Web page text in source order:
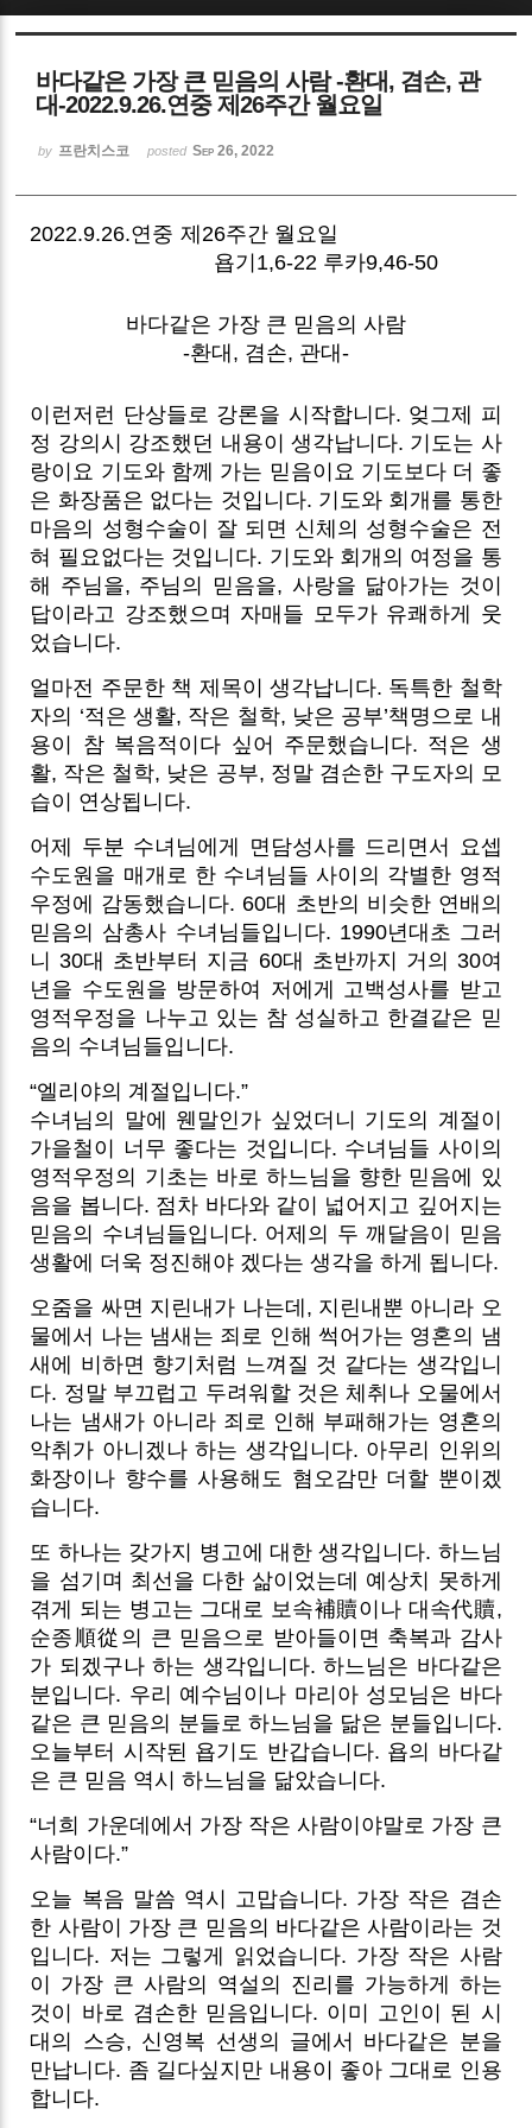
바다같은 가장 큰 믿음의 사람 -환대, 겸손, 관
대-2022.9.26.연중 제26주간 월요일
by 프란치스코 posted Sep 26, 2022
2022.9.26.연중 제26주간 월요일
욥기1,6-22 루카9,46-50
바다같은 가장 큰 믿음의 사람
-환대, 겸손, 관대-
이런저런 단상들로 강론을 시작합니다. 엊그제 피
정 강의시 강조했던 내용이 생각납니다. 기도는 사
랑이요 기도와 함께 가는 믿음이요 기도보다 더 좋
은 화장품은 없다는 것입니다. 기도와 회개를 통한
마음의 성형수술이 잘 되면 신체의 성형수술은 전
혀 필요없다는 것입니다. 기도와 회개의 여정을 통
해 주님을, 주님의 믿음을, 사랑을 닮아가는 것이
답이라고 강조했으며 자매들 모두가 유쾌하게 웃
었습니다.
얼마전 주문한 책 제목이 생각납니다. 독특한 철학
자의 ‘적은 생활, 작은 철학, 낮은 공부’책명으로 내
용이 참 복음적이다 싶어 주문했습니다. 적은 생
활, 작은 철학, 낮은 공부, 정말 겸손한 구도자의 모
습이 연상됩니다.
어제 두분 수녀님에게 면담성사를 드리면서 요셉
수도원을 매개로 한 수녀님들 사이의 각별한 영적
우정에 감동했습니다. 60대 초반의 비슷한 연배의
믿음의 삼총사 수녀님들입니다. 1990년대초 그러
니 30대 초반부터 지금 60대 초반까지 거의 30여
년을 수도원을 방문하여 저에게 고백성사를 받고
영적우정을 나누고 있는 참 성실하고 한결같은 믿
음의 수녀님들입니다.
“엘리야의 계절입니다.”
수녀님의 말에 웬말인가 싶었더니 기도의 계절이
가을철이 너무 좋다는 것입니다. 수녀님들 사이의
영적우정의 기초는 바로 하느님을 향한 믿음에 있
음을 봅니다. 점차 바다와 같이 넓어지고 깊어지는
믿음의 수녀님들입니다. 어제의 두 깨달음이 믿음
생활에 더욱 정진해야 겠다는 생각을 하게 됩니다.
오줌을 싸면 지린내가 나는데, 지린내뿐 아니라 오
물에서 나는 냄새는 죄로 인해 썩어가는 영혼의 냄
새에 비하면 향기처럼 느껴질 것 같다는 생각입니
다. 정말 부끄럽고 두려워할 것은 체취나 오물에서
나는 냄새가 아니라 죄로 인해 부패해가는 영혼의
악취가 아니겠나 하는 생각입니다. 아무리 인위의
화장이나 향수를 사용해도 혐오감만 더할 뿐이겠
습니다.
또 하나는 갖가지 병고에 대한 생각입니다. 하느님
을 섬기며 최선을 다한 삶이었는데 예상치 못하게
겪게 되는 병고는 그대로 보속補贖이나 대속代贖,
순종順從의 큰 믿음으로 받아들이면 축복과 감사
가 되겠구나 하는 생각입니다. 하느님은 바다같은
분입니다. 우리 예수님이나 마리아 성모님은 바다
같은 큰 믿음의 분들로 하느님을 닮은 분들입니다.
오늘부터 시작된 욥기도 반갑습니다. 욥의 바다같
은 큰 믿음 역시 하느님을 닮았습니다.
“너희 가운데에서 가장 작은 사람이야말로 가장 큰
사람이다.”
오늘 복음 말씀 역시 고맙습니다. 가장 작은 겸손
한 사람이 가장 큰 믿음의 바다같은 사람이라는 것
입니다. 저는 그렇게 읽었습니다. 가장 작은 사람
이 가장 큰 사람의 역설의 진리를 가능하게 하는
것이 바로 겸손한 믿음입니다. 이미 고인이 된 시
대의 스승, 신영복 선생의 글에서 바다같은 분을
만납니다. 좀 길다싶지만 내용이 좋아 그대로 인용
합니다.
Sketchbook5, 스케치북5
Sketchbook5, 스케치북5